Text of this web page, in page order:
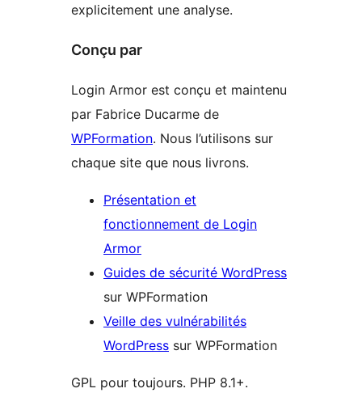
explicitement une analyse.
Conçu par
Login Armor est conçu et maintenu
par Fabrice Ducarme de
WPFormation. Nous l’utilisons sur
chaque site que nous livrons.
Présentation et
fonctionnement de Login
Armor
Guides de sécurité WordPress
sur WPFormation
Veille des vulnérabilités
WordPress sur WPFormation
GPL pour toujours. PHP 8.1+.